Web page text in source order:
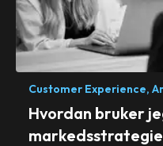
Customer Experience,
Hvordan bruker